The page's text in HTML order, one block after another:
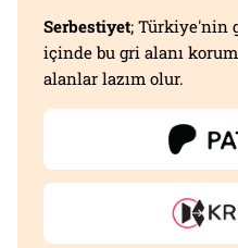
Serbestiyet; Türkiye'nin
içinde bu gri alanı
alanlar lazım olur.